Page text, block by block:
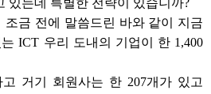
있는데 특별한 전략이 있습니까?
조금 전에 말씀드린 바와 같이 지금
ICT 우리 도내의 기업이 한 1,400
고 거기 회원사는 한 207개가 있고